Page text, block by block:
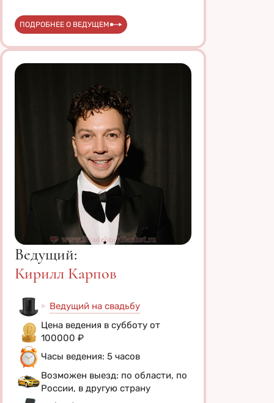
ПОДРОБНЕЕ О ВЕДУЩЕМ
Ведущий:
Кирилл Карпов
Ведущий на свадьбу
Цена ведения в субботу от
100000 ₽
Часы ведения: 5 часов
Возможен выезд: по области, по
России, в другую страну